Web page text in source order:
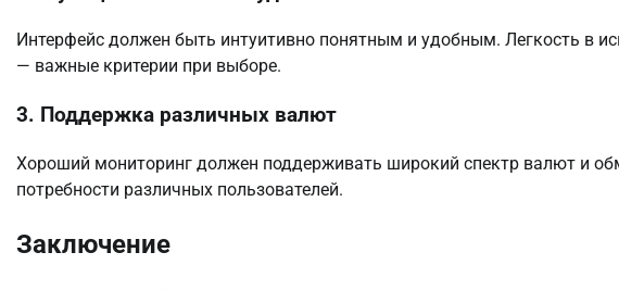
Интерфейс должен быть интуитивно понятным и удобным. Легкость в
— важные критерии при выборе.
3. Поддержка различных валют
Хороший мониторинг должен поддерживать широкий спектр валют и
потребности различных пользователей.
Заключение